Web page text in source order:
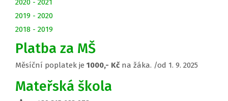
2020 - 2021
2019 - 2020
2018 - 2019
Platba za MŠ
Měsíční poplatek je 1000,- Kč na žáka. /od 1. 9. 2025
Mateřská škola